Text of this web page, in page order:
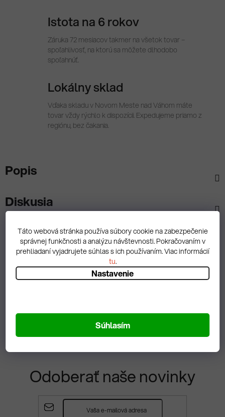
Táto webová stránka používa súbory cookie na zabezpečenie
správnej funkčnosti a analýzu návštevnosti. Pokračovaním v
prehliadaní vyjadrujete súhlas s ich používaním. Viac informácií
tu.
Nastavenie
Súhlasím
Istota na 6 rokov
Záruka 72 mesiacov takmer na všetok tovar –
spoľahlivosť, na ktorú sa môžete dlhodobo
spoľahnúť.
Lokálny sklad
Vďaka skladu v Novom Meste nad Váhom máte
tovar vždy rýchlo k dispozícii. Expedujeme priamo z
regiónu, bez čakania.
Popis
Diskusia
Spätná väzba
Odoberať naše novinky